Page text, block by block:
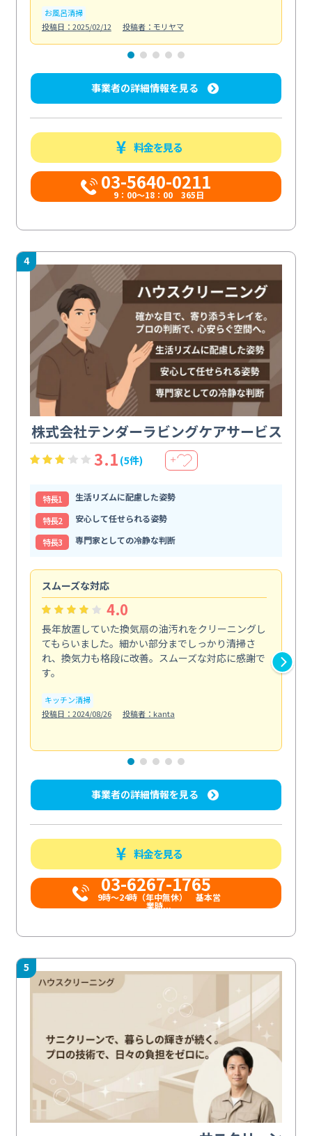
お風呂清掃
投稿日：2025/02/12
投稿者：モリヤマ
事業者の詳細情報を見る
料金を見る
03-5640-0211
9：00～18：00 365日
4
株式会社テンダーラビングケアサービス
3.1 (5件) ＋
特⻑1
生活リズムに配慮した姿勢
特⻑2
安心して任せられる姿勢
特⻑3
専門家としての冷静な判断
スムーズな対応
4.0
長年放置していた換気扇の油汚れをクリーニングし
てもらいました。細かい部分までしっかり清掃さ
れ、換気力も格段に改善。スムーズな対応に感謝で
す。
キッチン清掃
投稿日：2024/08/26
投稿者：kanta
事業者の詳細情報を見る
料金を見る
03-6267-1765
9時〜24時（年中無休） 基本営
業時...
5